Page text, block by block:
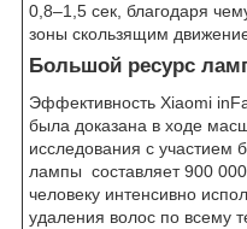
0,8–1,5 сек, благодаря
зоны скользящим
Большой ресурс
Эффективность Xiaomi
была доказана в ходе
исследования с участием
лампы составляет 900
человеку интенсивно
удаления волос по всему